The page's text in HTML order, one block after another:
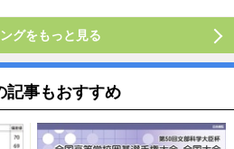
グをもっと見る
記事もおすすめ